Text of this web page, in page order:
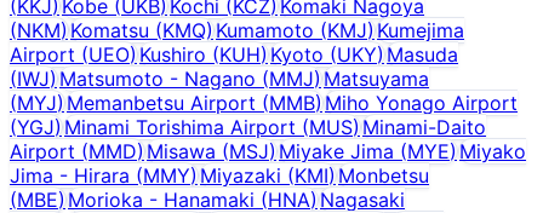
(KKJ)Kobe (UKB) Kochi (KCZ) Komaki Nagoya
(NKM)Komatsu (KMQ) Kumamoto (KMJ) Kumejima
Airport (UEO)Kushiro (KUH) Kyoto (UKY) Masuda
(IWJ)Matsumoto - Nagano (MMJ) Matsuyama
(MYJ)Memanbetsu Airport (MMB)Miho Yonago Airport
(YGJ)Minami Torishima Airport (MUS) Minami-Daito
Airport (MMD)Misawa (MSJ) Miyake Jima (MYE) Miyako
Jima - Hirara (MMY)Miyazaki (KMI) Monbetsu
(MBE)Morioka - Hanamaki (HNA) Nagasaki